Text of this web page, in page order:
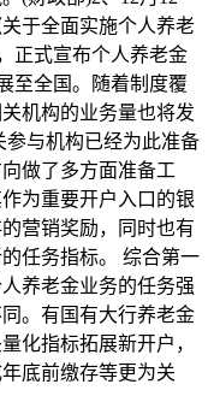
于全面实施个人养老
正式宣布个人养老金
至全国。随着制度覆
机构的业务量也将发
参与机构已经为此准备
做了多方面准备工
为重要开户入口的银
营销奖励，同时也有
任务指标。 综合第一
养老金业务的任务强
。有国有大行养老金
化指标拓展新开户，
底前缴存等更为关